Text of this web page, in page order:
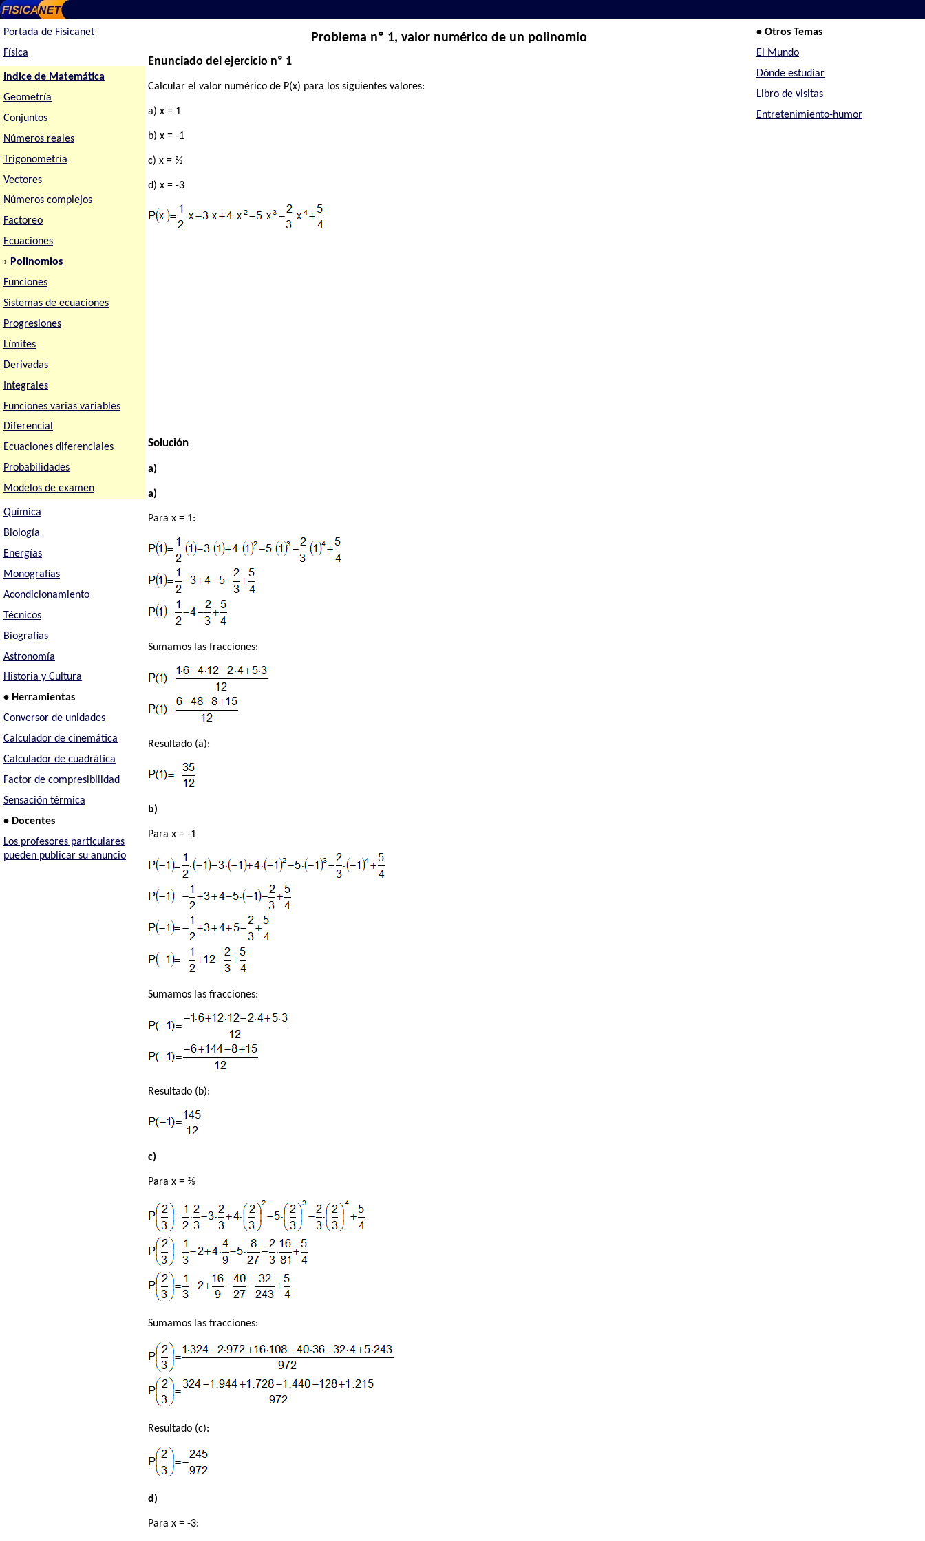
Portada de Fisicanet
Física
Indice de Matemática
Geometría
Conjuntos
Números reales
Trigonometría
Vectores
Números complejos
Factoreo
Ecuaciones
› Polinomios
Funciones
Sistemas de ecuaciones
Progresiones
Límites
Derivadas
Integrales
Funciones varias variables
Diferencial
Ecuaciones diferenciales
Probabilidades
Modelos de examen
Química
Biología
Energías
Monografías
Acondicionamiento
Técnicos
Biografías
Astronomía
Historia y Cultura
• Herramientas
Conversor de unidades
Calculador de cinemática
Calculador de cuadrática
Factor de compresibilidad
Sensación térmica
• Docentes
Los profesores particulares
pueden publicar su anuncio
Problema nº 1, valor numérico de un polinomio
Enunciado del ejercicio nº 1
Calcular el valor numérico de P(x) para los siguientes valores:
a) x = 1
b) x = -1
c) x = ⅔
d) x = -3
Solución
a)
a)
Para x = 1:
Sumamos las fracciones:
Resultado (a):
b)
Para x = -1
Sumamos las fracciones:
Resultado (b):
c)
Para x = ⅔
Sumamos las fracciones:
Resultado (c):
d)
Para x = -3:
• Otros Temas
El Mundo
Dónde estudiar
Libro de visitas
Entretenimiento-humor